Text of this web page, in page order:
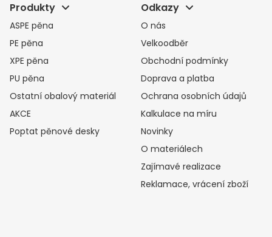
Produkty
ASPE pěna
PE pěna
XPE pěna
PU pěna
Ostatní obalový materiál
AKCE
Poptat pěnové desky
Odkazy
O nás
Velkoodběr
Obchodní podmínky
Doprava a platba
Ochrana osobních údajů
Kalkulace na míru
Novinky
O materiálech
Zajímavé realizace
Reklamace, vrácení zboží